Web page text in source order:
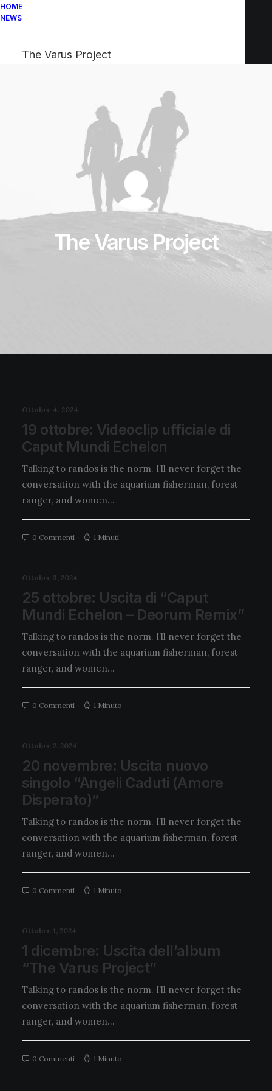
HOME
NEWS
The Varus Project
The Varus Project
Ottobre 4, 2024
19 ottobre: Videoclip ufficiale di
Caput Mundi Echelon
Talking to randos is the norm. I’ll never forget the
conversation with the aquarium fisherman, forest
ranger, and women…
0 Commenti 1 Minuti
Ottobre 3, 2024
25 ottobre: Uscita di “Caput
Mundi Echelon – Deorum Remix”
Talking to randos is the norm. I’ll never forget the
conversation with the aquarium fisherman, forest
ranger, and women…
0 Commenti 1 Minuto
Ottobre 2, 2024
20 novembre: Uscita nuovo
singolo “Angeli Caduti (Amore
Disperato)”
Talking to randos is the norm. I’ll never forget the
conversation with the aquarium fisherman, forest
ranger, and women…
0 Commenti 1 Minuto
Ottobre 1, 2024
1 dicembre: Uscita dell’album
“The Varus Project”
Talking to randos is the norm. I’ll never forget the
conversation with the aquarium fisherman, forest
ranger, and women…
0 Commenti 1 Minuto